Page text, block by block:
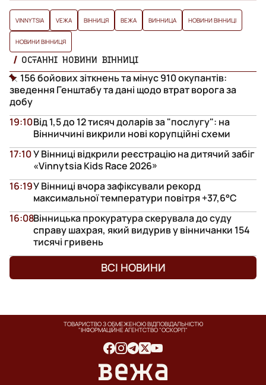
VINNYTSIA VЕЖА ВІННИЦЯ ВЕЖА ВИННИЦА НОВИНИ ВІННИЦІ
НОВИНИ ВІННИЦЯ
ОСТАННІ НОВИНИ ВІННИЦІ
156 бойових зіткнень та мінус 910 окупантів:
зведення Генштабу та дані щодо втрат ворога за
добу
Від 1,5 до 12 тисяч доларів за "послугу": на
Вінниччині викрили нові корупційні схеми
19:10
У Вінниці відкрили реєстрацію на дитячий забіг
«Vinnytsia Kids Race 2026»
17:10
У Вінниці вчора зафіксували рекорд
максимальної температури повітря +37,6°С
16:19
Вінницька прокуратура скерувала до суду
справу шахрая, який видурив у вінничанки 154
тисячі гривень
16:08
ВСІ НОВИНИ
ТОВАРИСТВО З ОБМЕЖЕНОЮ ВІДПОВІДАЛЬНІСТЮ
"ІНФОРМАЦІЙНЕ АГЕНТСТВО "ОСКОРП"